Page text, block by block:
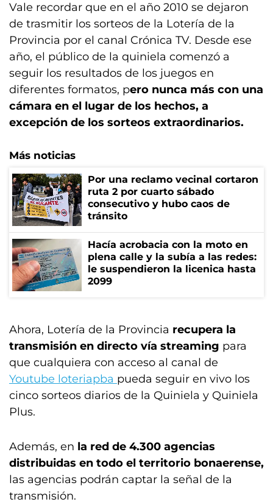
Vale recordar que en el año 2010 se dejaron
de trasmitir los sorteos de la Lotería de la
Provincia por el canal Crónica TV. Desde ese
año, el público de la quiniela comenzó a
seguir los resultados de los juegos en
diferentes formatos, pero nunca más con una
cámara en el lugar de los hechos, a
excepción de los sorteos extraordinarios.
Más noticias
Por una reclamo vecinal cortaron
ruta 2 por cuarto sábado
consecutivo y hubo caos de
tránsito
Hacía acrobacia con la moto en
plena calle y la subía a las redes:
le suspendieron la licenica hasta
2099
Ahora, Lotería de la Provincia recupera la
transmisión en directo vía streaming para
que cualquiera con acceso al canal de
Youtube loteriapba pueda seguir en vivo los
cinco sorteos diarios de la Quiniela y Quiniela
Plus.
Además, en la red de 4.300 agencias
distribuidas en todo el territorio bonaerense,
las agencias podrán captar la señal de la
transmisión.